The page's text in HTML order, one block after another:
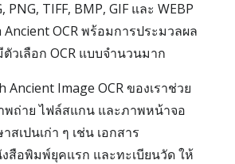
PNG, TIFF, BMP, GIF และ WEBP
Ancient OCR พร้อมการประมวลผล
วเลือก OCR แบบจำนวนมาก
Image OCR ของเราช่วย
ถ่าย ไฟล์สแกน และภาพหน้าจอ
สเปนเก่า ๆ เช่น เอกสาร
สือพิมพ์ยุคแรก และทะเบียนวัด ให้